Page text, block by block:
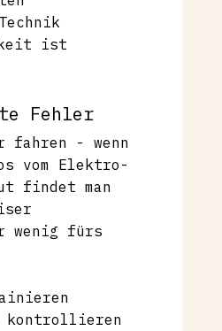
ist
Fehler
fahren - wenn
vom Elektro-
findet man
wenig fürs
kontrollieren